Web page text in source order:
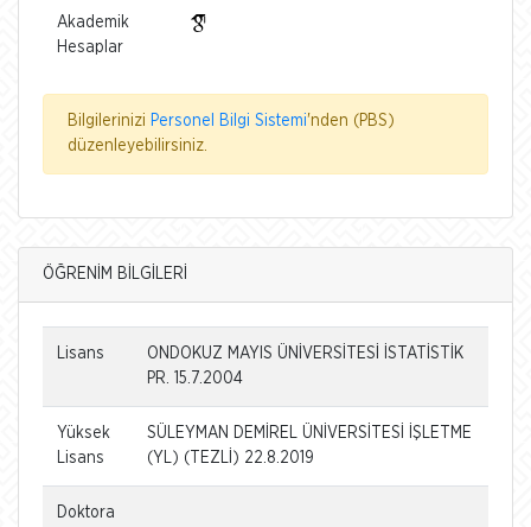
Akademik
Hesaplar
Bilgilerinizi Personel Bilgi Sistemi'nden (PBS)
düzenleyebilirsiniz.
ÖĞRENİM BİLGİLERİ
Lisans
ONDOKUZ MAYIS ÜNİVERSİTESİ İSTATİSTİK
PR. 15.7.2004
Yüksek
Lisans
SÜLEYMAN DEMİREL ÜNİVERSİTESİ İŞLETME
(YL) (TEZLİ) 22.8.2019
Doktora